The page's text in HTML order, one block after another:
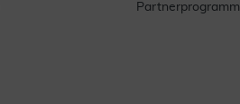
Partnerprogramm